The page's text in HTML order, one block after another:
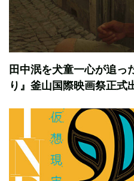
田中泯を犬童一心が追っ
り』釜山国際映画祭正式